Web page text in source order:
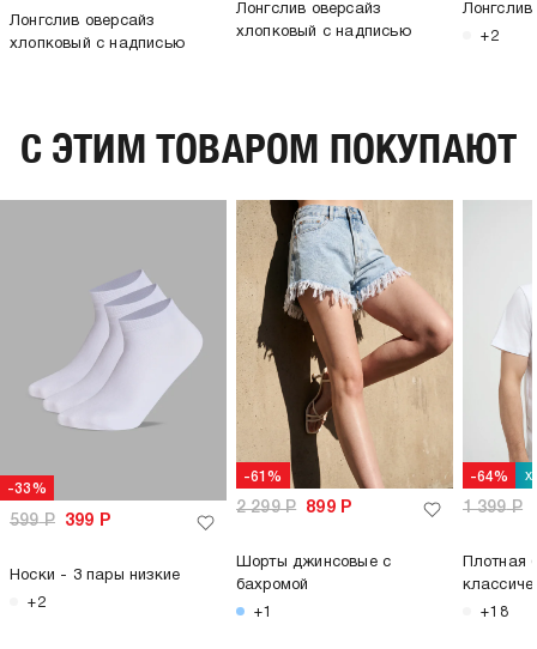
Лонгслив оверсайз
хлопковый с надписью
Лонгслив оверсайз
хлопковый с надписью
+2
C ЭТИМ ТОВАРОМ ПОКУПАЮТ
-33%
599Р 399 Р
Носки - 3 пары низкие
+2
-61%
2 299Р 899Р
Шорты джинсовые с
бахромой
+1
-64%
1 399Р
Плотная
+18